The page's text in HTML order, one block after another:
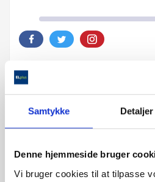
Samtykke Detaljer
Denne hjemmeside bruger
Vi bruger cookies til at tilpasse